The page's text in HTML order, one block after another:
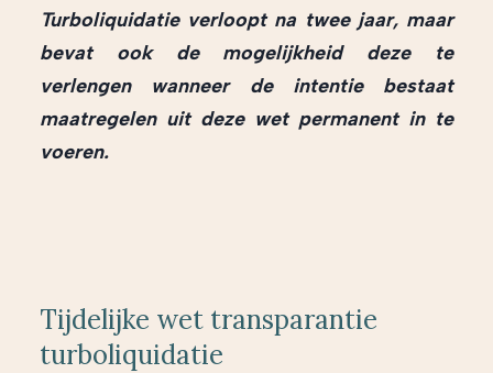
Turboliquidatie verloopt na twee jaar, maar
bevat ook de mogelijkheid deze te
verlengen wanneer de intentie bestaat
maatregelen uit deze wet permanent in te
voeren.
Tijdelijke wet transparantie
turboliquidatie